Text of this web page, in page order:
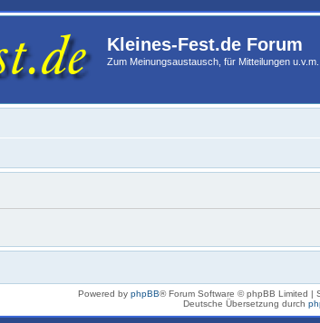
Kleines-Fest.de Forum
Zum Meinungsaustausch, für Mitteilungen u.v.m.
Powered by phpBB® Forum Software © phpBB Limited |
Deutsche Übersetzung durch